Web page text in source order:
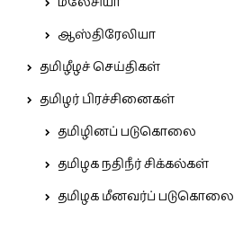
ஆஸ்திரேலியா
தமிழீழச் செய்திகள்
தமிழர் பிரச்சினைகள்
தமிழினப் படுகொலை
தமிழக நதிநீர் சிக்கல்கள்
தமிழக மீனவர்ப் படுகொலை